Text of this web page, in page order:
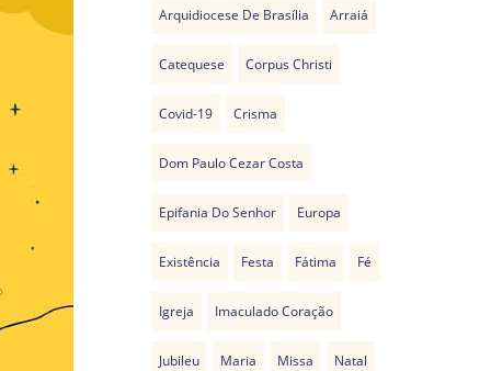
Arquidiocese De Brasília Arraiá
Catequese Corpus Christi
Covid-19 Crisma
Dom Paulo Cezar Costa
Epifania Do Senhor Europa
Existência Festa Fátima Fé
Igreja Imaculado Coração
Jubileu Maria Missa Natal